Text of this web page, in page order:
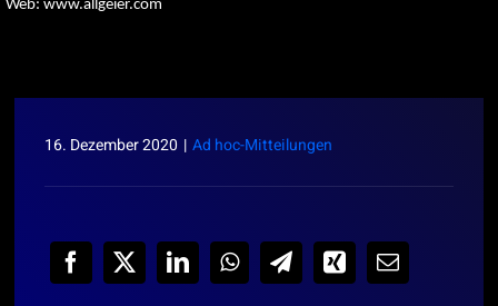
Web: www.allgeier.com
16. Dezember 2020 | Ad hoc-Mitteilungen